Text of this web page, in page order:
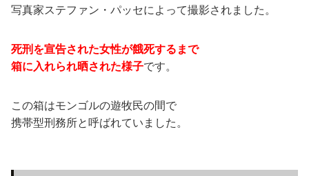
写真家ステファン・パッセによって撮影されました。
死刑を宣告された女性が餓死するまで
箱に入れられ晒された様子です。
この箱はモンゴルの遊牧民の間で
携帯型刑務所と呼ばれていました。